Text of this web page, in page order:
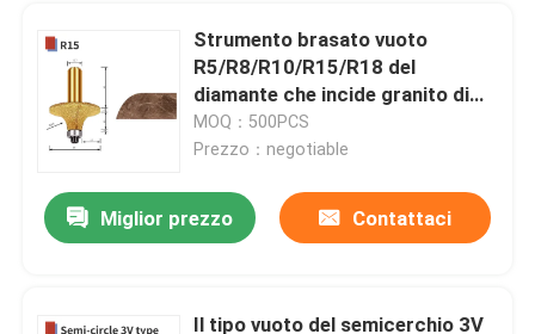
Strumento brasato vuoto
R5/R8/R10/R15/R18 del
diamante che incide granito di
marmo di pietra
MOQ：500PCS
Prezzo：negotiable
Miglior prezzo Contattaci
Il tipo vuoto del semicerchio 3V